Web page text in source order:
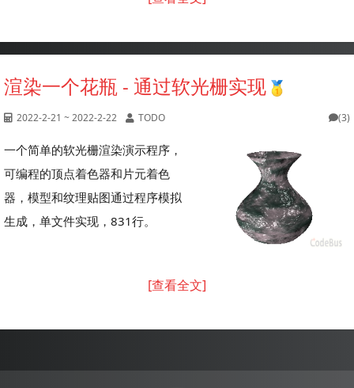
渲染一个花瓶 - 通过软光栅实现
2022-2-21 ~ 2022-2-22 TODO (3)
一个简单的软光栅渲染演示程序，
可编程的顶点着色器和片元着色
器，模型和纹理贴图通过程序模拟
生成，单文件实现，831行。
[查看全文]